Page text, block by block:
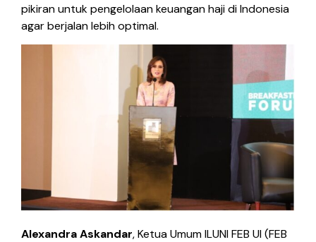
pikiran untuk pengelolaan keuangan haji di Indonesia
agar berjalan lebih optimal.
Alexandra Askandar, Ketua Umum ILUNI FEB UI (FEB